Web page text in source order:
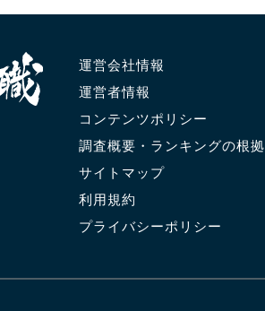
運営会社情報
運営者情報
コンテンツポリシー
調査概要・ランキングの根拠
サイトマップ
利用規約
プライバシーポリシー